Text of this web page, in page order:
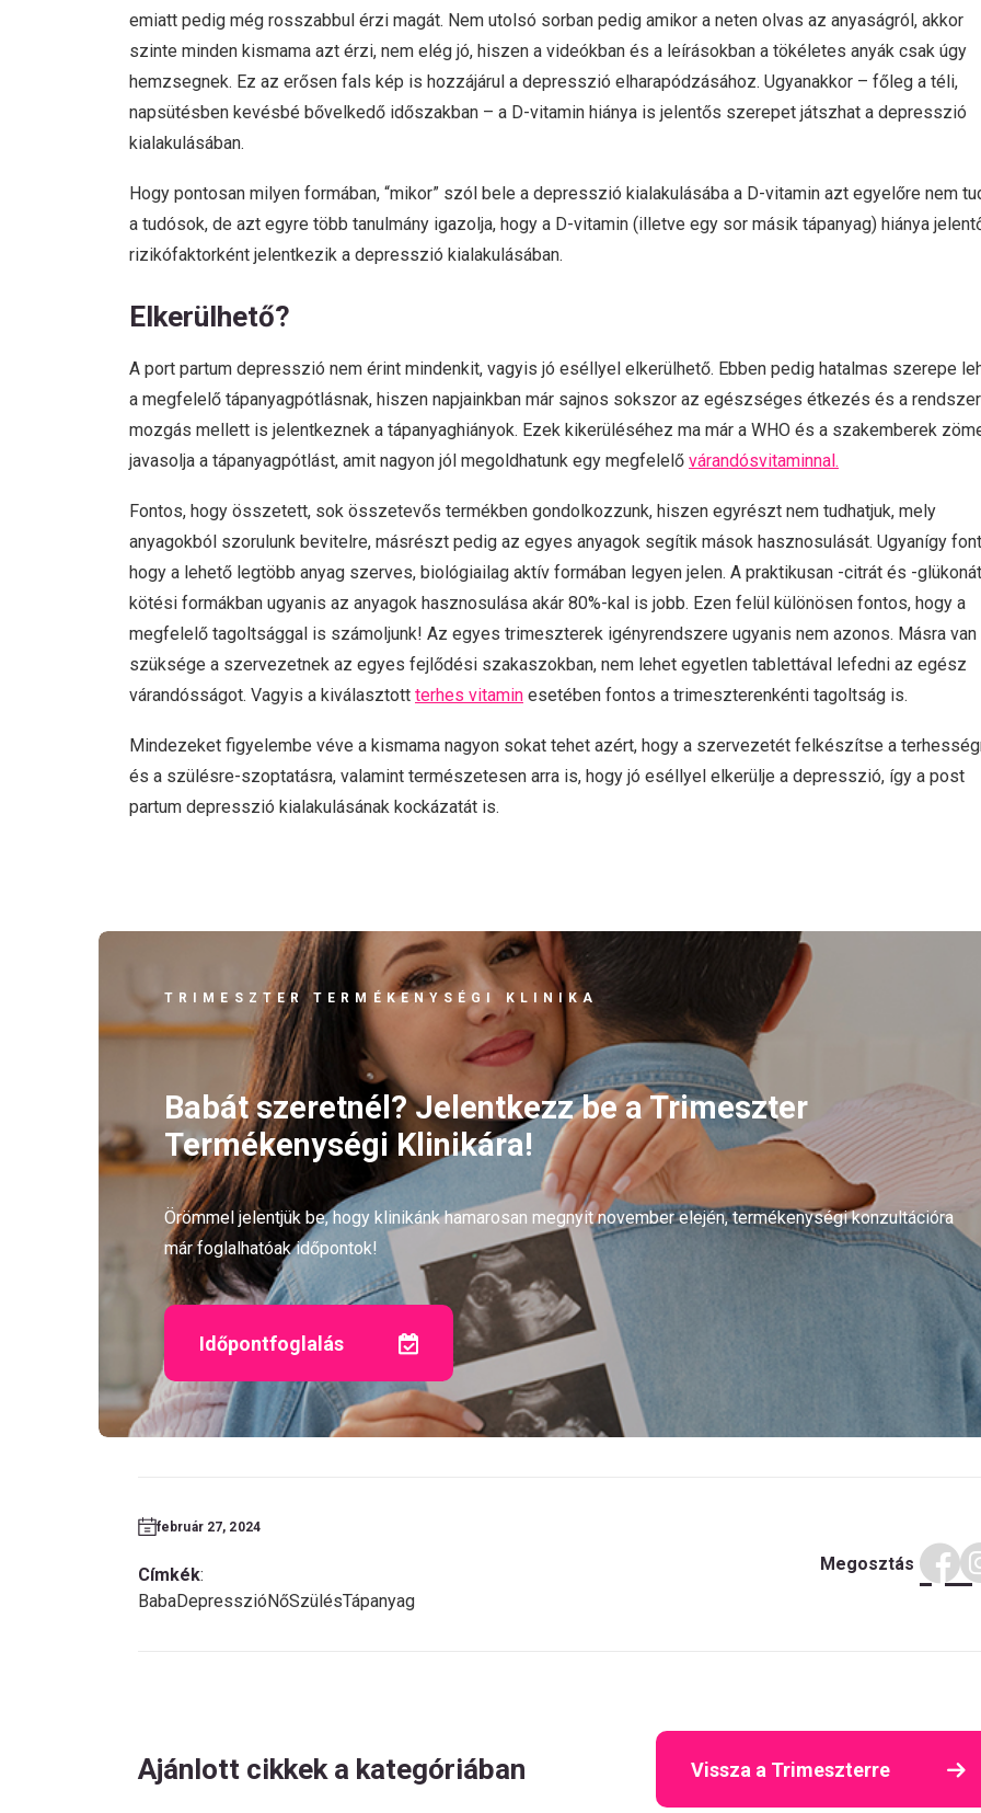
emiatt pedig még rosszabbul érzi magát. Nem utolsó sorban pedig amikor a neten olvas az anyaságról, akkor
szinte minden kismama azt érzi, nem elég jó, hiszen a videókban és a leírásokban a tökéletes anyák csak úgy
hemzsegnek. Ez az erősen fals kép is hozzájárul a depresszió elharapódzásához. Ugyanakkor – főleg a téli,
napsütésben kevésbé bővelkedő időszakban – a D-vitamin hiánya is jelentős szerepet játszhat a depresszió
kialakulásában.
Hogy pontosan milyen formában, “mikor” szól bele a depresszió kialakulásába a D-vitamin azt egyelőre nem
a tudósok, de azt egyre több tanulmány igazolja, hogy a D-vitamin (illetve egy sor másik tápanyag) hiánya
rizikófaktorként jelentkezik a depresszió kialakulásában.
Elkerülhető?
A port partum depresszió nem érint mindenkit, vagyis jó eséllyel elkerülhető. Ebben pedig hatalmas szerepe
a megfelelő tápanyagpótlásnak, hiszen napjainkban már sajnos sokszor az egészséges étkezés és a
mozgás mellett is jelentkeznek a tápanyaghiányok. Ezek kikerüléséhez ma már a WHO és a szakemberek
javasolja a tápanyagpótlást, amit nagyon jól megoldhatunk egy megfelelő várandósvitaminnal.
Fontos, hogy összetett, sok összetevős termékben gondolkozzunk, hiszen egyrészt nem tudhatjuk, mely
anyagokból szorulunk bevitelre, másrészt pedig az egyes anyagok segítik mások hasznosulását. Ugyanígy
hogy a lehető legtöbb anyag szerves, biológiailag aktív formában legyen jelen. A praktikusan -citrát és -glükonát
kötési formákban ugyanis az anyagok hasznosulása akár 80%-kal is jobb. Ezen felül különösen fontos, hogy a
megfelelő tagoltsággal is számoljunk! Az egyes trimeszterek igényrendszere ugyanis nem azonos. Másra van
szüksége a szervezetnek az egyes fejlődési szakaszokban, nem lehet egyetlen tablettával lefedni az egész
várandósságot. Vagyis a kiválasztott terhes vitamin esetében fontos a trimeszterenkénti tagoltság is.
Mindezeket figyelembe véve a kismama nagyon sokat tehet azért, hogy a szervezetét felkészítse a
és a szülésre-szoptatásra, valamint természetesen arra is, hogy jó eséllyel elkerülje a depresszió, így a post
partum depresszió kialakulásának kockázatát is.
TRIMESZTER TERMÉKENYSÉGI KLINIKA
Babát szeretnél? Jelentkezz be a Trimeszter
Termékenységi Klinikára!
Örömmel jelentjük be, hogy klinikánk hamarosan megnyit november elején, termékenységi konzultációra
már foglalhatóak időpontok!
Időpontfoglalás
február 27, 2024
Címkék:
BabaDepresszióNőSzülésTápanyag
Megosztás
Ajánlott cikkek a kategóriában Vissza a Trimeszterre